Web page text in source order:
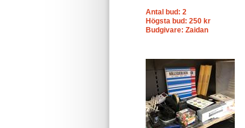
Antal bud: 2
Högsta bud: 250 kr
Budgivare: Zaidan